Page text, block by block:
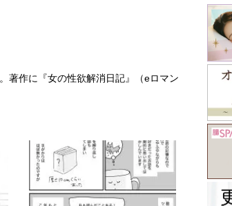
。著作に『女の性欲解消日記』（eロマン